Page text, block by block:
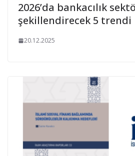
2026’da bankacılık
şekillendirecek 5 trendi
20.12.2025